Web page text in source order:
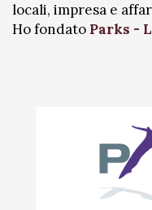
locali, impresa e
Ho fondato Parks -